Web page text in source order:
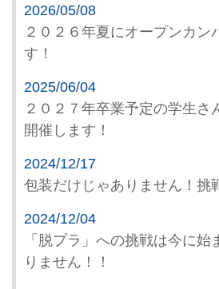
2026/05/08
２０２６年夏にオープンカン
す！
2025/06/04
２０２７年卒業予定の学生さ
開催します！
2024/12/17
包装だけじゃありません！挑
2024/12/04
「脱プラ」への挑戦は今に始
りません！！